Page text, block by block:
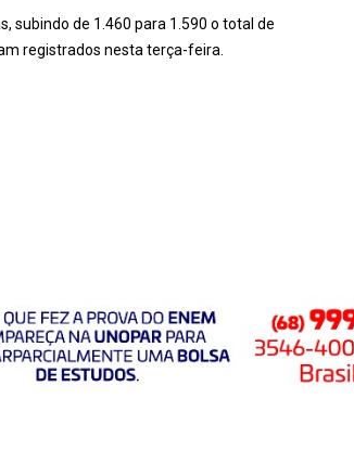
subindo de 1.460 para 1.590 o total de
registrados nesta terça-feira.